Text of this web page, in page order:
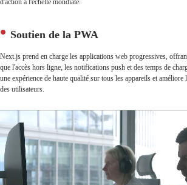
Soutien de la PWA
Next.js prend en charge les applications web progressives,
que l'accès hors ligne, les notifications push et des temps de
une expérience de haute qualité sur tous les appareils et
des utilisateurs.